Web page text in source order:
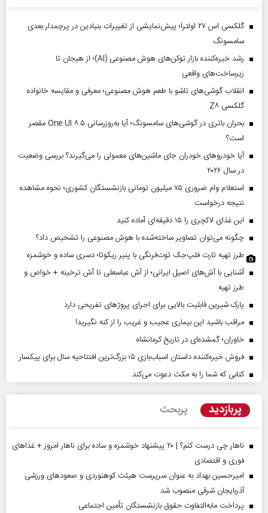
گلکسی اس ۲۷ اولترا؛ پیش‌نمایشی از تغییرات بنیادین در پرچمدار بعدی
سامسونگ
رشد خیره‌کننده بازار توکن‌های هوش مصنوعی (AI)؛ از هیجان تا
زیرساخت‌های واقعی
انقلاب گوشی‌های تاشو‌ با طعم هوش مصنوعی؛ معرفی و مقایسه خانواده
گلکسی Z۸
بحران باتری در گوشی‌های سامسونگ؛ آیا به‌روزرسانی One UI ۸.۵ مقصر
است؟
آیا خودروهای خودران جای ماشین‌های معمولی را می‌گیرند؟ بررسی وضعیت
در سال ۲۰۲۶
استعلام وام ضروری ۷۵ میلیون تومانی بازنشستگان کشوری؛ نحوه مشاهده
نتیجه درخواست
این غذای لاکچری را ۱۵ دقیقه‌ای آماده کنید
چگونه می‌توان تصاویر ساخته‌شده با هوش مصنوعی را تشخیص داد؟
طرز تهیه تارت فلپ‌جک توت‌فرنگی با پنیر ریکوتا؛ دسری ساده و خوشمزه
آشنایی با آش‌های اصیل ایرانی؛ از آش عباسعلی تا آش ترخینه + خواص و
طرز تهیه
پارک شیرین قابلیت‌ بالایی برای اجرای پروژهای تفریحی دارد
مراقب باشید این بیماری عجیب و غریب را از کنه نگیرید!
خاوران؛ گمشده‌ای در تاریخ کرمانشاه
فروش خیره‌کننده داستان اسباب‌بازی ۵؛ بزرگ‌ترین افتتاحیه سال برای پیکسار
کتابی که شما را به مکث دعوت می‌کند
پربازدید پربحث
ناهار چی درست کنم؟ | ۲۰ پیشنهاد خوشمزه و ساده برای ناهار امروز + غذاهای
فوری و اقتصادی
امیرحسین بهداد به عنوان سرپرست هیئت کوهنوردی و صعودهای ورزشی
آذربایجان شرقی منصوب شد
پرداخت مابه‌التفاوت حقوق بازنشستگان تأمین اجتماعی